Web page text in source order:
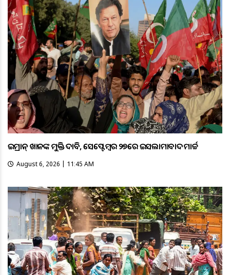
ଇମ୍ରାନ୍ ଖାନଙ୍କ ମୁକ୍ତି ଦାବି, ସେପ୍ଟେମ୍ବର ୨୭ରେ ଇସଲାମାବାଦ ମାର୍ଚ୍ଚ
August 6, 2026 | 11:45 AM